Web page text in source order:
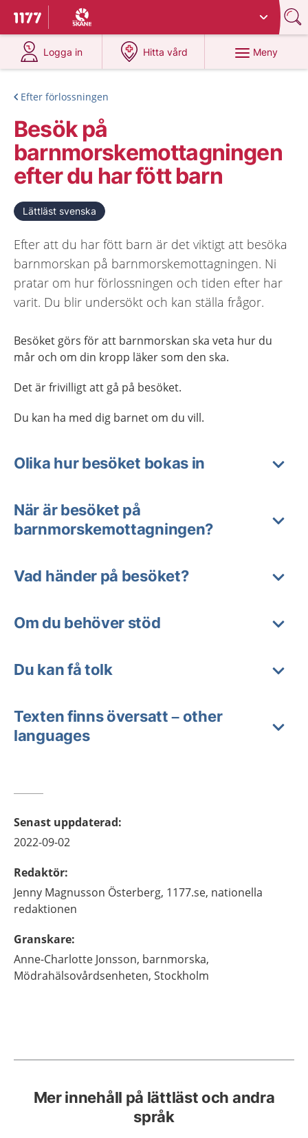
Till startsidan för 1177
Du har valt region
Logga in
på 1177.se
Hitta vård
på 1177.se
Meny
Efter förlossningen
Besök på
barnmorskemottagningen
efter du har fött barn
Lättläst svenska
Efter att du har fött barn är det viktigt att besöka
barnmorskan på barnmorskemottagningen. Ni
pratar om hur förlossningen och tiden efter har
varit. Du blir undersökt och kan ställa frågor.
Besöket görs för att barnmorskan ska veta hur du
mår och om din kropp läker som den ska.
Det är frivilligt att gå på besöket.
Du kan ha med dig barnet om du vill.
Olika hur besöket bokas in
När är besöket på
barnmorskemottagningen?
Vad händer på besöket?
Om du behöver stöd
Du kan få tolk
Texten finns översatt – other
languages
Senast uppdaterad:
2022-09-02
Redaktör:
Jenny Magnusson Österberg, 1177.se, nationella
redaktionen
Granskare:
Anne-Charlotte Jonsson, barnmorska,
Mödrahälsovårdsenheten, Stockholm
Mer innehåll på lättläst och andra
språk